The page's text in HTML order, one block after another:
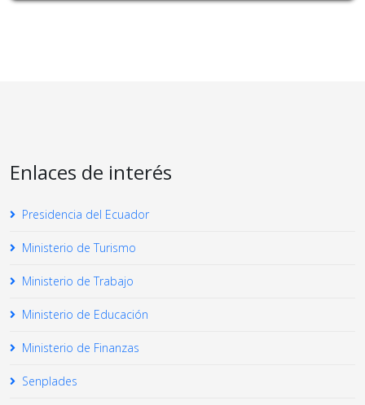
Enlaces de interés
Presidencia del Ecuador
Ministerio de Turismo
Ministerio de Trabajo
Ministerio de Educación
Ministerio de Finanzas
Senplades